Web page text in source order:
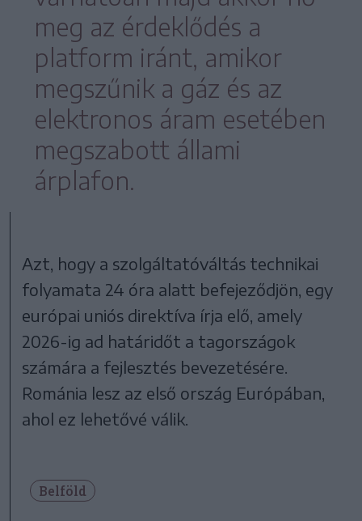
meg az érdeklődés a
platform iránt, amikor
megszűnik a gáz és az
elektronos áram esetében
megszabott állami
árplafon.
Azt, hogy a szolgáltatóváltás technikai
folyamata 24 óra alatt befejeződjön, egy
európai uniós direktíva írja elő, amely
2026-ig ad határidőt a tagországok
számára a fejlesztés bevezetésére.
Románia lesz az első ország Európában,
ahol ez lehetővé válik.
Belföld